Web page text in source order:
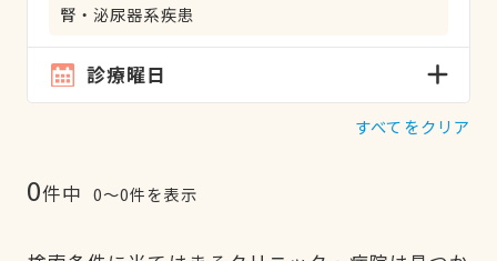
腎・泌尿器系疾患
診療曜日
すべてをクリア
0件中 0〜0件を表示